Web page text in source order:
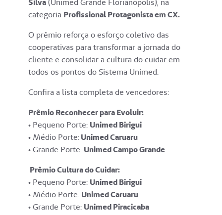
Silva(Unimed Grande Florianópolis), na
categoria Profissional Protagonista em CX.
O prêmio reforça o esforço coletivo das
cooperativas para transformar a jornada do
cliente e consolidar a cultura do cuidar em
todos os pontos do Sistema Unimed.
Confira a lista completa de vencedores:
Prêmio Reconhecer para Evoluir:
• Pequeno Porte: Unimed Birigui
• Médio Porte:Unimed Caruaru
• Grande Porte: Unimed Campo Grande
Prêmio Cultura do Cuidar:
• Pequeno Porte: Unimed Birigui
• Médio Porte: Unimed Caruaru
• Grande Porte: Unimed Piracicaba